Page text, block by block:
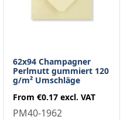
62x94 Champagner
Perlmutt gummiert 120
g/m² Umschläge
From €0.17 excl. VAT
PM40-1962